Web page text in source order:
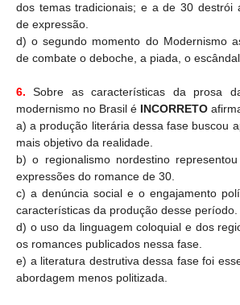
dos temas tradicionais; e a de 30 destrói
de expressão.
d) o segundo momento do Modernismo
de combate o deboche, a piada, o
6.
Sobre as características da prosa
modernismo no Brasil é INCORRETO
a) a produção literária dessa fase buscou
mais objetivo da realidade.
b) o regionalismo nordestino
expressões do romance de 30.
c) a denúncia social e o engajamento
características da produção desse período.
d) o uso da linguagem coloquial e dos
os romances publicados nessa fase.
e) a literatura destrutiva dessa fase foi
abordagem menos politizada.